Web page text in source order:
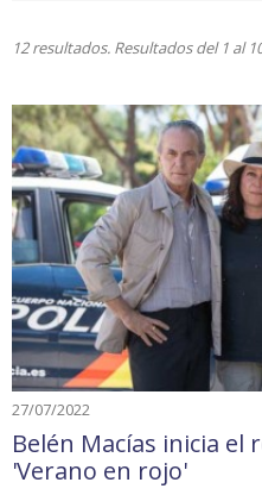
12 resultados. Resultados del 1 al
27/07/2022
Belén Macías inicia
'Verano en rojo'